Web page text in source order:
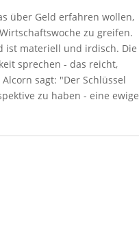
über Geld erfahren wollen,
zu greifen.
ist materiell und irdisch. Die
sprechen - das reicht,
sagt: "Der Schlüssel
zu haben - eine ewige